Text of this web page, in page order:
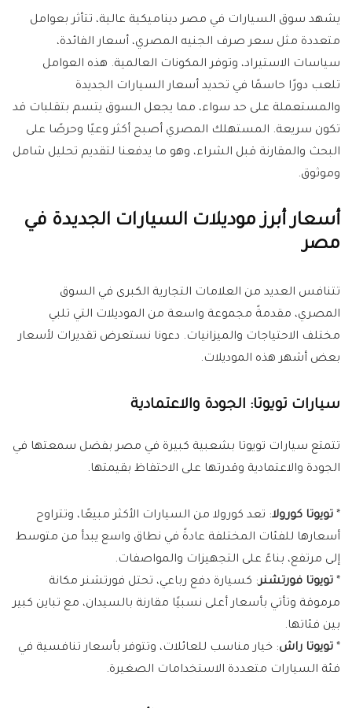
يشهد سوق السيارات في مصر ديناميكية عالية، تتأثر بعوامل
متعددة مثل سعر صرف الجنيه المصري، أسعار الفائدة،
سياسات الاستيراد، وتوفر المكونات العالمية. هذه العوامل
تلعب دورًا حاسمًا في تحديد أسعار السيارات الجديدة
والمستعملة على حد سواء، مما يجعل السوق يتسم بتقلبات قد
تكون سريعة. المستهلك المصري أصبح أكثر وعيًا وحرصًا على
البحث والمقارنة قبل الشراء، وهو ما يدفعنا لتقديم تحليل شامل
وموثوق.
أسعار أبرز موديلات السيارات الجديدة في
مصر
تتنافس العديد من العلامات التجارية الكبرى في السوق
المصري، مقدمةً مجموعة واسعة من الموديلات التي تلبي
مختلف الاحتياجات والميزانيات. دعونا نستعرض تقديرات لأسعار
بعض أشهر هذه الموديلات.
سيارات تويوتا: الجودة والاعتمادية
تتمتع سيارات تويوتا بشعبية كبيرة في مصر بفضل سمعتها في
الجودة والاعتمادية وقدرتها على الاحتفاظ بقيمتها.
* تويوتا كورولا: تعد كورولا من السيارات الأكثر مبيعًا، وتتراوح
أسعارها للفئات المختلفة عادةً في نطاق واسع يبدأ من متوسط
إلى مرتفع، بناءً على التجهيزات والمواصفات.
* تويوتا فورتشنر: كسيارة دفع رباعي، تحتل فورتشنر مكانة
مرموقة وتأتي بأسعار أعلى نسبيًا مقارنة بالسيدان، مع تباين كبير
بين فئاتها.
* تويوتا راش: خيار مناسب للعائلات، وتتوفر بأسعار تنافسية في
فئة السيارات متعددة الاستخدامات الصغيرة.